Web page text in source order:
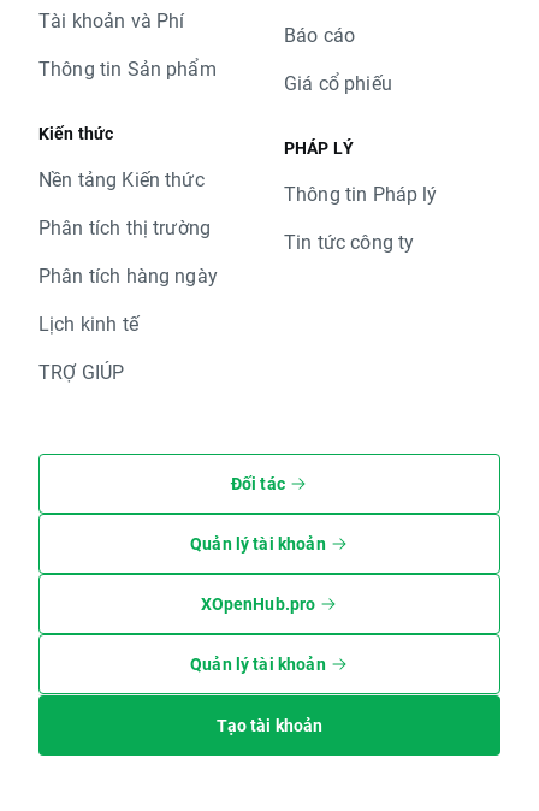
Tài khoản và Phí
Thông tin Sản phẩm
Kiến thức
Nền tảng Kiến thức
Phân tích thị trường
Phân tích hàng ngày
Lịch kinh tế
TRỢ GIÚP
Báo cáo
Giá cổ phiếu
PHÁP LÝ
Thông tin Pháp lý
Tin tức công ty
Đối tác
Quản lý tài khoản
XOpenHub.pro
Quản lý tài khoản
Tạo tài khoản